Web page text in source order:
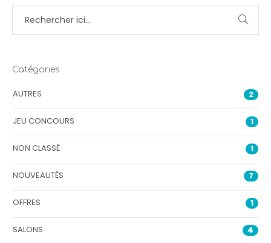
Catégories
AUTRES 2
JEU CONCOURS 1
NON CLASSÉ 1
NOUVEAUTÉS 7
OFFRES 1
SALONS 4